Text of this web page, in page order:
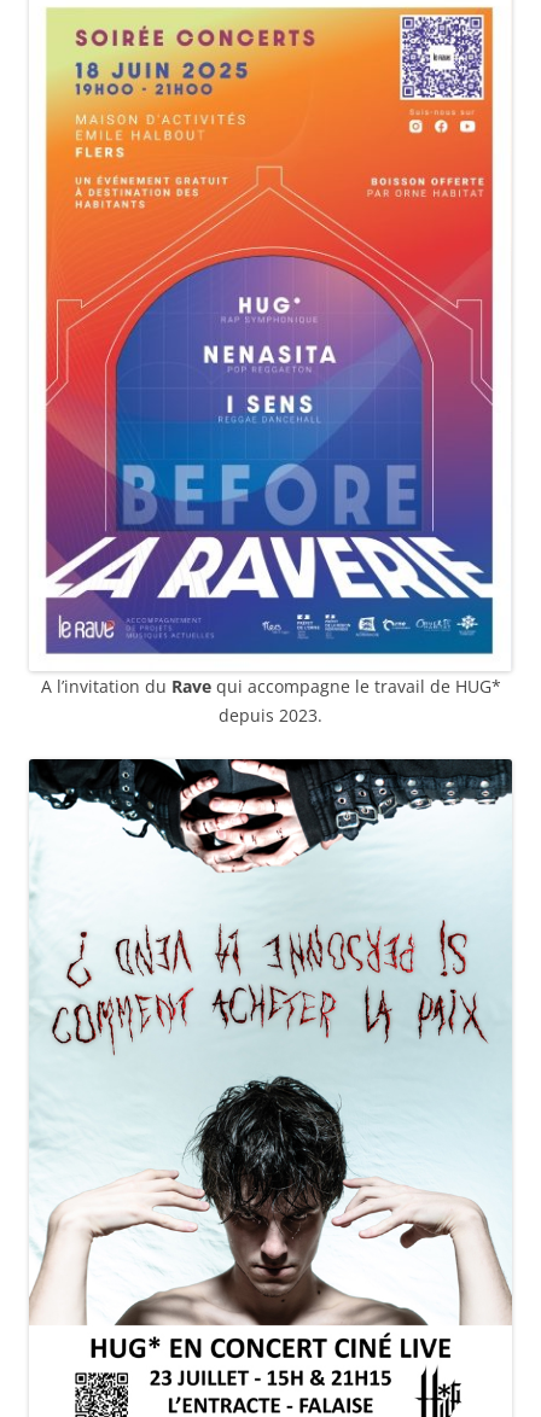
A l’invitation du Ravequi accompagne le travail de HUG*
depuis 2023.